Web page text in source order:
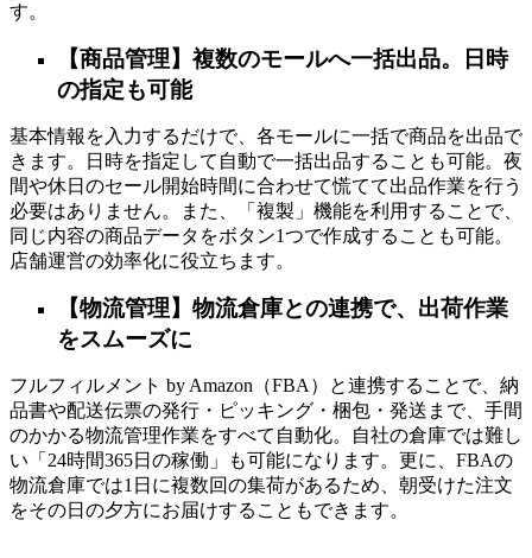
す。
【商品管理】複数のモールへ一括出品。日時
の指定も可能
基本情報を入力するだけで、各モールに一括で商品を出品で
きます。日時を指定して自動で一括出品することも可能。夜
間や休日のセール開始時間に合わせて慌てて出品作業を行う
必要はありません。また、「複製」機能を利用することで、
同じ内容の商品データをボタン1つで作成することも可能。
店舗運営の効率化に役立ちます。
【物流管理】物流倉庫との連携で、出荷作業
をスムーズに
フルフィルメント by Amazon（FBA）と連携することで、納
品書や配送伝票の発行・ピッキング・梱包・発送まで、手間
のかかる物流管理作業をすべて自動化。自社の倉庫では難し
い「24時間365日の稼働」も可能になります。更に、FBAの
物流倉庫では1日に複数回の集荷があるため、朝受けた注文
をその日の夕方にお届けすることもできます。